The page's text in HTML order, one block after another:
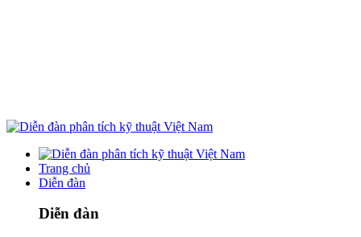
Trang chủ
Diễn đàn
Diễn đàn